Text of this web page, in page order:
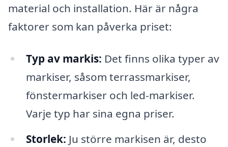
material och installation. Här är några
faktorer som kan påverka priset:
Typ av markis: Det finns olika typer av
markiser, såsom terrassmarkiser,
fönstermarkiser och led-markiser.
Varje typ har sina egna priser.
Storlek: Ju större markisen är, desto